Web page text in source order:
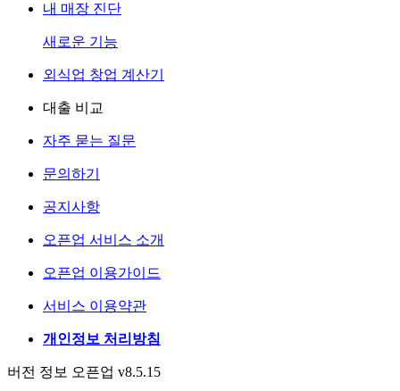
내 매장 진단
새로운 기능
외식업 창업 계산기
대출 비교
자주 묻는 질문
문의하기
공지사항
오픈업 서비스 소개
오픈업 이용가이드
서비스 이용약관
개인정보 처리방침
버전 정보 오픈업 v8.5.15